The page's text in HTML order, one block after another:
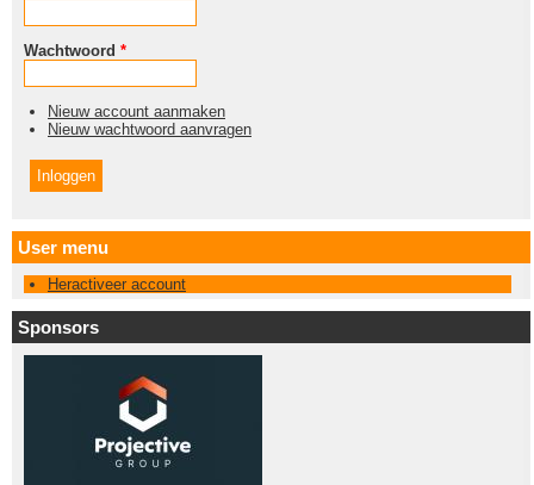
Wachtwoord *
Nieuw account aanmaken
Nieuw wachtwoord aanvragen
User menu
Heractiveer account
Sponsors